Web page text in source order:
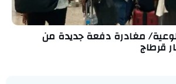
مغادرة دفعة جديدة من
قرطاج